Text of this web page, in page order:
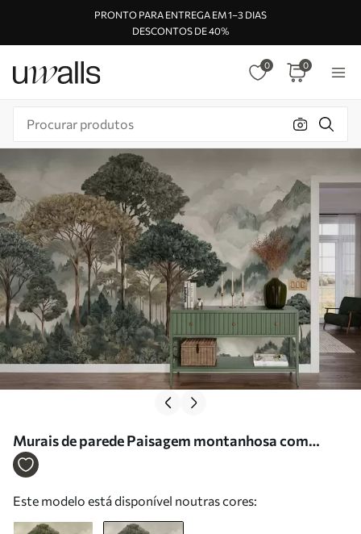
PRONTO PARA ENTREGA EM 1–3 DIAS
DESCONTOS DE 40%
0 0
Murais de parede Paisagem montanhosa com
floresta em tons suaves Nr. w05410v1
Este modelo está disponível noutras cores: